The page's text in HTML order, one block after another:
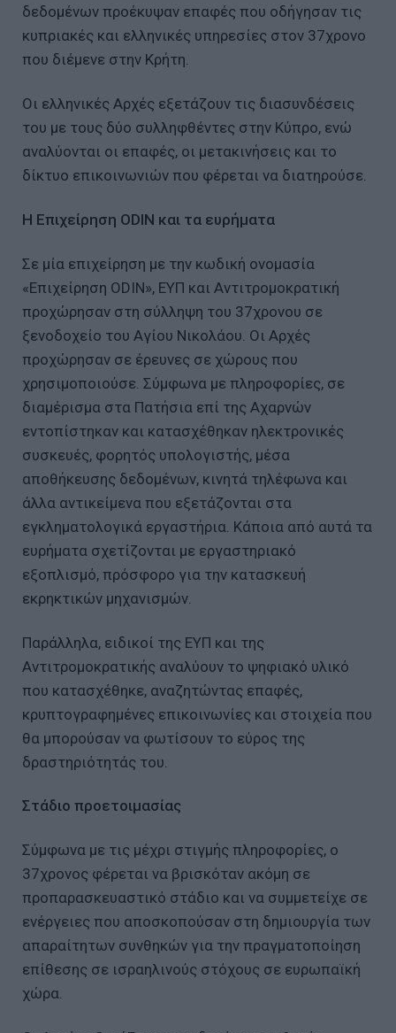
δεδομένων προέκυψαν επαφές που οδήγησαν τις
κυπριακές και ελληνικές υπηρεσίες στον 37χρονο
που διέμενε στην Κρήτη.
Οι ελληνικές Αρχές εξετάζουν τις διασυνδέσεις
του με τους δύο συλληφθέντες στην Κύπρο, ενώ
αναλύονται οι επαφές, οι μετακινήσεις και το
δίκτυο επικοινωνιών που φέρεται να διατηρούσε.
Η Επιχείρηση ODIN και τα ευρήματα
Σε μία επιχείρηση με την κωδική ονομασία
«Επιχείρηση ODIN», ΕΥΠ και Αντιτρομοκρατική
προχώρησαν στη σύλληψη του 37χρονου σε
ξενοδοχείο του Αγίου Νικολάου. Οι Αρχές
προχώρησαν σε έρευνες σε χώρους που
χρησιμοποιούσε. Σύμφωνα με πληροφορίες, σε
διαμέρισμα στα Πατήσια επί της Αχαρνών
εντοπίστηκαν και κατασχέθηκαν ηλεκτρονικές
συσκευές, φορητός υπολογιστής, μέσα
αποθήκευσης δεδομένων, κινητά τηλέφωνα και
άλλα αντικείμενα που εξετάζονται στα
εγκληματολογικά εργαστήρια. Κάποια από αυτά τα
ευρήματα σχετίζονται με εργαστηριακό
εξοπλισμό, πρόσφορο για την κατασκευή
εκρηκτικών μηχανισμών.
Παράλληλα, ειδικοί της ΕΥΠ και της
Αντιτρομοκρατικής αναλύουν το ψηφιακό υλικό
που κατασχέθηκε, αναζητώντας επαφές,
κρυπτογραφημένες επικοινωνίες και στοιχεία που
θα μπορούσαν να φωτίσουν το εύρος της
δραστηριότητάς του.
Στάδιο προετοιμασίας
Σύμφωνα με τις μέχρι στιγμής πληροφορίες, ο
37χρονος φέρεται να βρισκόταν ακόμη σε
προπαρασκευαστικό στάδιο και να συμμετείχε σε
ενέργειες που αποσκοπούσαν στη δημιουργία των
απαραίτητων συνθηκών για την πραγματοποίηση
επίθεσης σε ισραηλινούς στόχους σε ευρωπαϊκή
χώρα.